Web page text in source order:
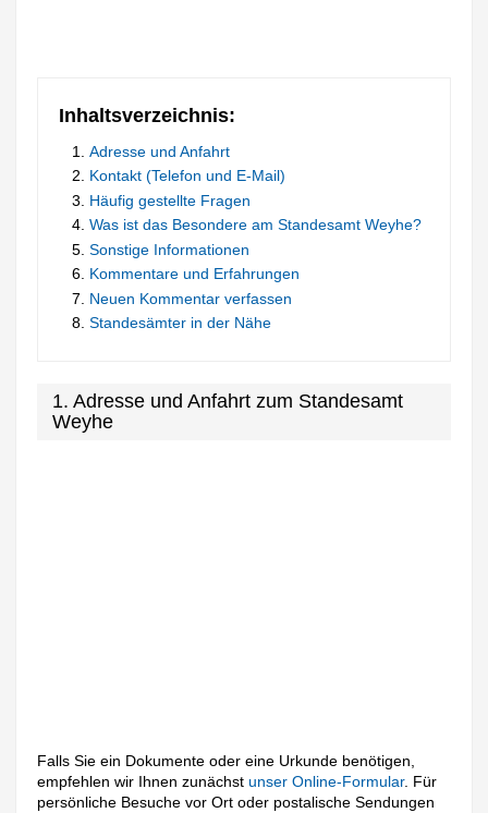
Inhaltsverzeichnis:
Adresse und Anfahrt
Kontakt (Telefon und E-Mail)
Häufig gestellte Fragen
Was ist das Besondere am Standesamt Weyhe?
Sonstige Informationen
Kommentare und Erfahrungen
Neuen Kommentar verfassen
Standesämter in der Nähe
1. Adresse und Anfahrt zum Standesamt
Weyhe
Falls Sie ein Dokumente oder eine Urkunde benötigen,
empfehlen wir Ihnen zunächstunser Online-Formular. Für
persönliche Besuche vor Ort oder postalische Sendungen